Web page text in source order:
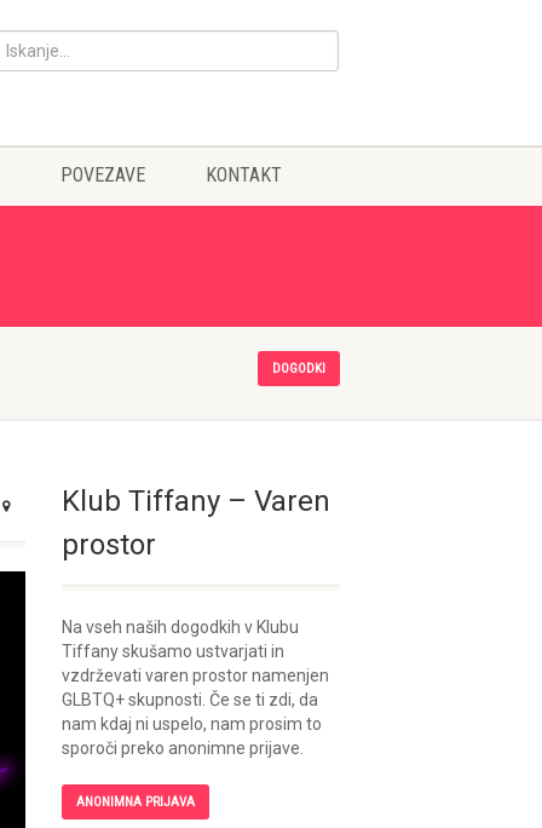
POVEZAVE KONTAKT
DOGODKI
Klub Tiffany – Varen
prostor
Na vseh naših dogodkih v Klubu
Tiffany skušamo ustvarjati in
vzdrževati varen prostor namenjen
GLBTQ+ skupnosti. Če se ti zdi, da
nam kdaj ni uspelo, nam prosim to
sporoči preko anonimne prijave.
ANONIMNA PRIJAVA